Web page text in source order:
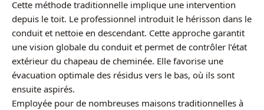
Cette méthode traditionnelle implique une intervention
depuis le toit. Le professionnel introduit le hérisson dans le
conduit et nettoie en descendant. Cette approche garantit
une vision globale du conduit et permet de contrôler l’état
extérieur du chapeau de cheminée. Elle favorise une
évacuation optimale des résidus vers le bas, où ils sont
ensuite aspirés.
Employée pour de nombreuses maisons traditionnelles à